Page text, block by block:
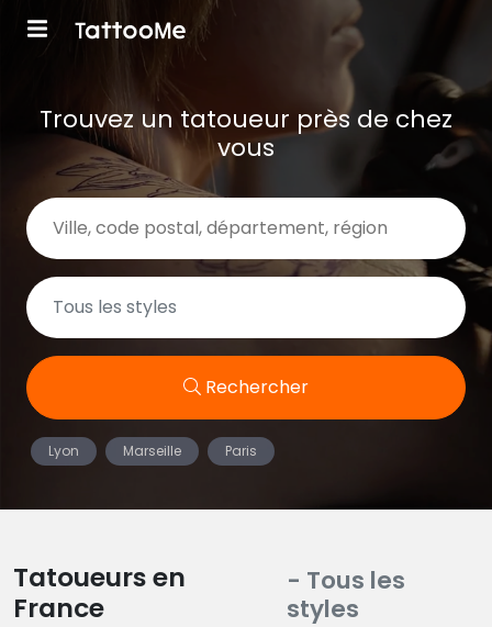
Trouvez un tatoueur près de chez
vous
Rechercher
Lyon Marseille Paris
Tatoueurs en
France
- Tous les
styles